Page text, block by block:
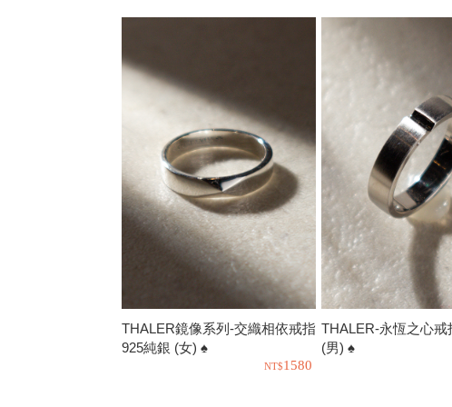
THALER鏡像系列-交織相依戒指
925純銀 (女) ♠
1580
THALER-永恆之心戒
(男) ♠